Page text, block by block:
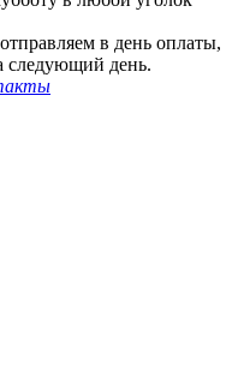
в день оплаты,
следующий день.